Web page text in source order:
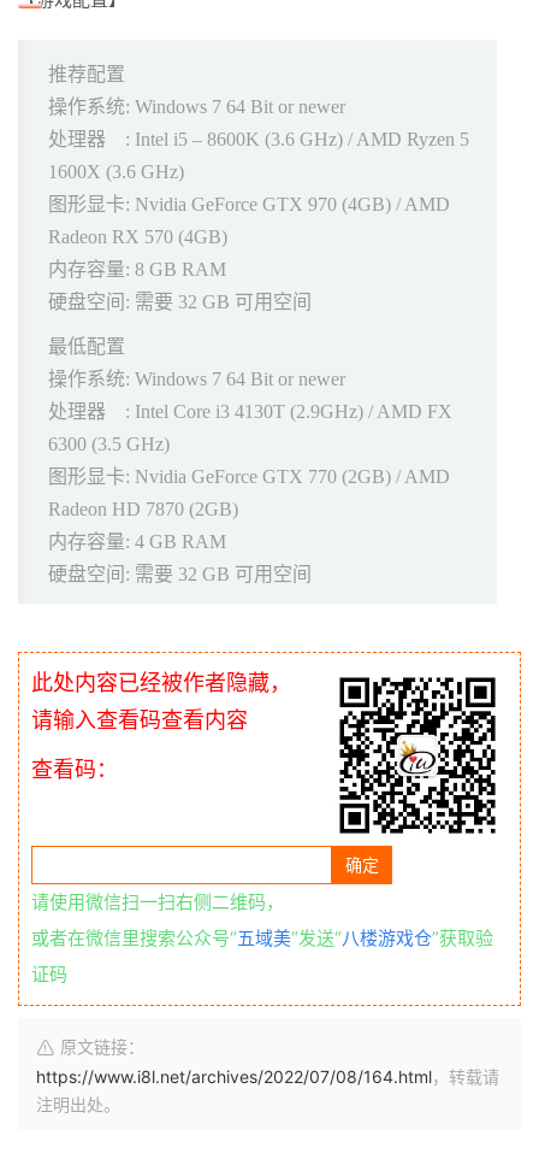
推荐配置
操作系统: Windows 7 64 Bit or newer
处理器 : Intel i5 – 8600K (3.6 GHz) / AMD Ryzen 5
1600X (3.6 GHz)
图形显卡: Nvidia GeForce GTX 970 (4GB) / AMD
Radeon RX 570 (4GB)
内存容量: 8 GB RAM
硬盘空间: 需要 32 GB 可用空间
最低配置
操作系统: Windows 7 64 Bit or newer
处理器 : Intel Core i3 4130T (2.9GHz) / AMD FX
6300 (3.5 GHz)
图形显卡: Nvidia GeForce GTX 770 (2GB) / AMD
Radeon HD 7870 (2GB)
内存容量: 4 GB RAM
硬盘空间: 需要 32 GB 可用空间
此处内容已经被作者隐藏，
请输入查看码查看内容
查看码：
请使用微信扫一扫右侧二维码，
或者在微信里搜索公众号“五域美“发送“八楼游戏仓”获取验
证码
原文链接：
https://www.i8l.net/archives/2022/07/08/164.html，转载请
注明出处。